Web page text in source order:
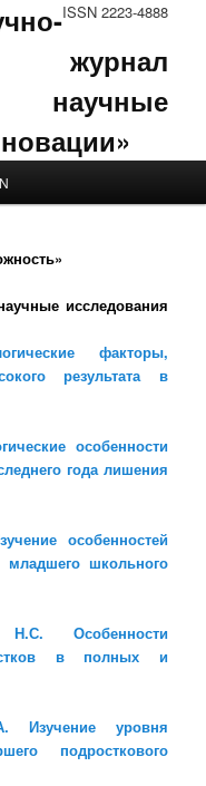
ISSN 2223-4888
журнал
научные
исследования
факторы,
результата в
особенности
года лишения
особенностей
младшего школьного
Особенности
в полных и
Изучение уровня
подросткового